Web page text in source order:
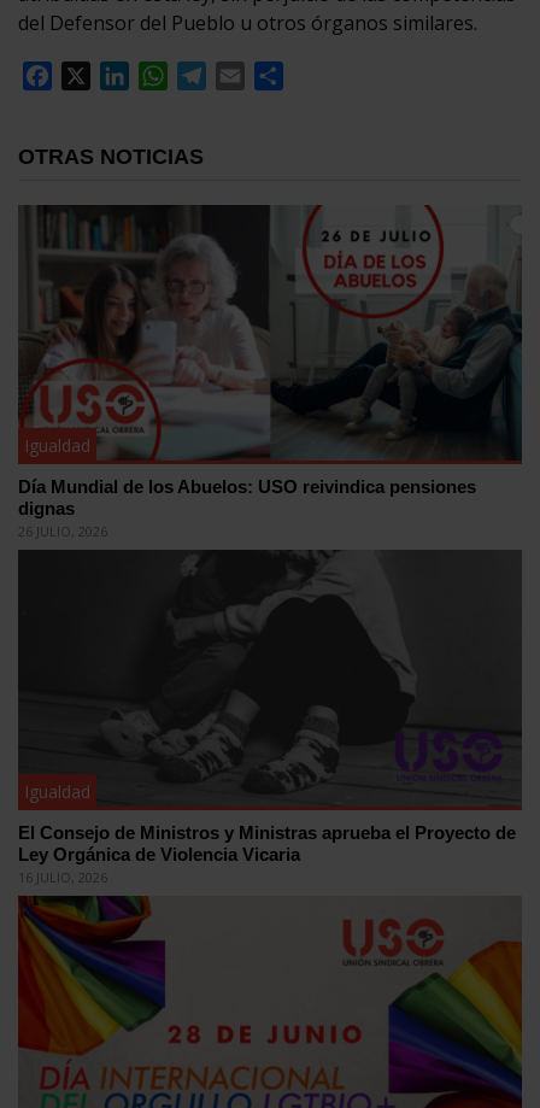
del Defensor del Pueblo u otros órganos similares.
Facebook
LinkedInWhatsApp
Telegram
Email
OTRAS NOTICIAS
Igualdad
Día Mundial de los Abuelos: USO reivindica pensiones
dignas
26 JULIO, 2026
Igualdad
El Consejo de Ministros y Ministras aprueba el Proyecto de
Ley Orgánica de Violencia Vicaria
16 JULIO, 2026